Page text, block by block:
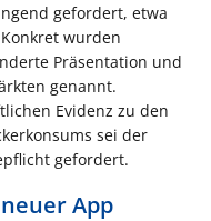
gefordert, etwa
wurden
Präsentation und
genannt.
Evidenz zu den
sei der
gefordert.
App